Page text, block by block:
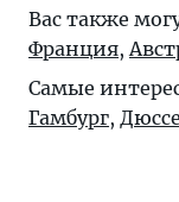
Вас также
Франция,
Самые
Гамбург,